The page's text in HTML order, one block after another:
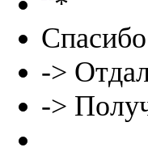
Спасибо
->
->